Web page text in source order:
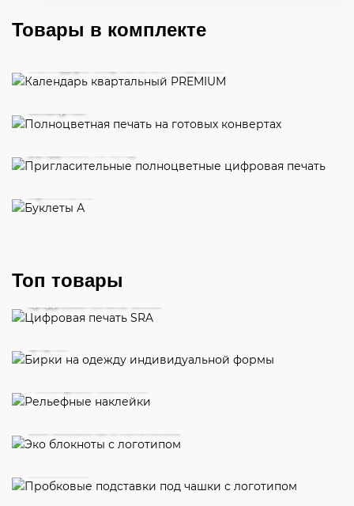
Товары в комплекте
Полноцветная печать на готовых
Пригласительные полноцветные
Топ товары
Бирки на одежду индивидуальной